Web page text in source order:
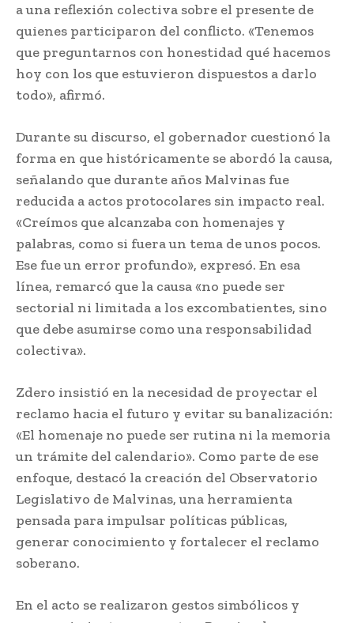
a una reflexión colectiva sobre el presente de
quienes participaron del conflicto. «Tenemos
que preguntarnos con honestidad qué hacemos
hoy con los que estuvieron dispuestos a darlo
todo», afirmó.
Durante su discurso, el gobernador cuestionó la
forma en que históricamente se abordó la causa,
señalando que durante años Malvinas fue
reducida a actos protocolares sin impacto real.
«Creímos que alcanzaba con homenajes y
palabras, como si fuera un tema de unos pocos.
Ese fue un error profundo», expresó. En esa
línea, remarcó que la causa «no puede ser
sectorial ni limitada a los excombatientes, sino
que debe asumirse como una responsabilidad
colectiva».
Zdero insistió en la necesidad de proyectar el
reclamo hacia el futuro y evitar su banalización:
«El homenaje no puede ser rutina ni la memoria
un trámite del calendario». Como parte de ese
enfoque, destacó la creación del Observatorio
Legislativo de Malvinas, una herramienta
pensada para impulsar políticas públicas,
generar conocimiento y fortalecer el reclamo
soberano.
En el acto se realizaron gestos simbólicos y